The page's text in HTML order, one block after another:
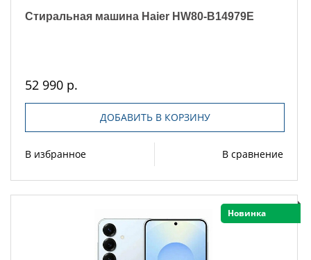
Стиральная машина Haier HW80-B14979E
52 990 р.
ДОБАВИТЬ В КОРЗИНУ
В избранное В сравнение
Новинка